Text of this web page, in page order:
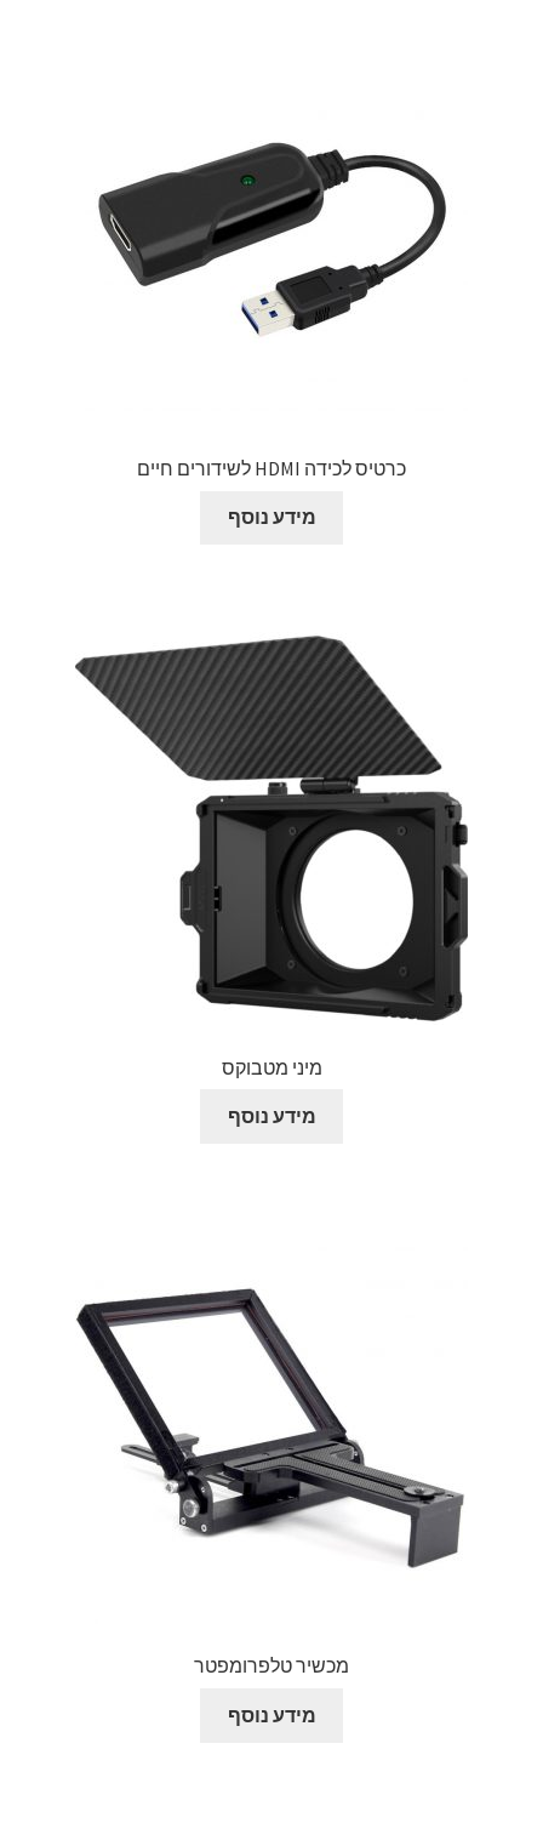
כרטיס לכידה HDMI לשידורים חיים
מידע נוסף
מיני מטבוקס
מידע נוסף
מכשיר טלפרומפטר
מידע נוסף